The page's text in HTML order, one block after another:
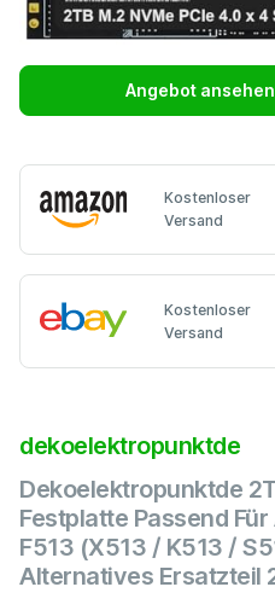
Angebot
Kostenloser
Versand
Kostenloser
Versand
dekoelektropunktde
Dekoelektropunktde
Festplatte Passend
F513 (X513 / K513 /
Alternatives Ersatzteil